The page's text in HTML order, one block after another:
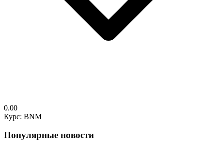
0.00
Курс: BNM
Популярные новости